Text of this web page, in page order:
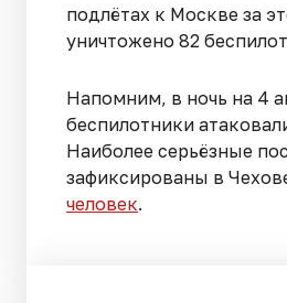
подлётах к Москве за
уничтожено 82
Напомним, в ночь на 4
беспилотники
Наиболее серьёзные
зафиксированы в
человек.